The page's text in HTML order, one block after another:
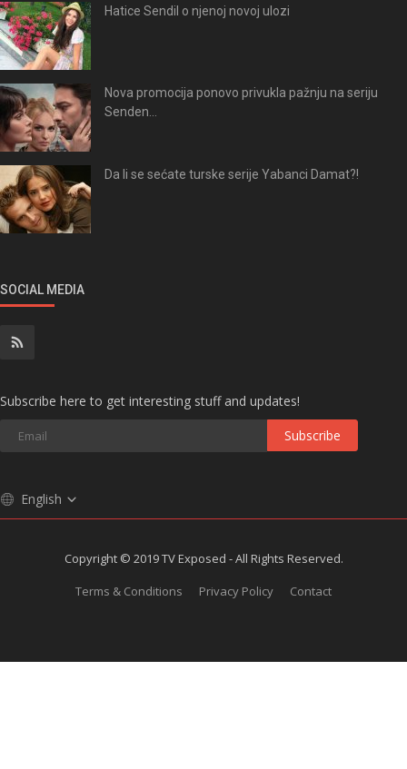
Hatice Sendil o njenoj novoj ulozi
Nova promocija ponovo privukla pažnju na seriju
Senden...
Da li se sećate turske serije Yabanci Damat?!
SOCIAL MEDIA
Subscribe here to get interesting stuff and updates!
Subscribe
English
Copyright © 2019 TV Exposed - All Rights Reserved.
Terms & Conditions
Privacy Policy Contact